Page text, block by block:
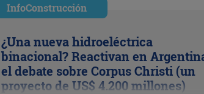
InfoConstrucción
¿Una nueva hidroeléctrica
binacional? Reactivan en
el debate sobre Corpus Christi (un
proyecto de US$ 4.200 millones)